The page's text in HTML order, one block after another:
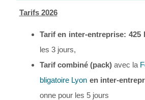
Tarifs 2026
Tarif en inter-entreprise: 425
les 3 jours,
Tarif combiné (pack) avec la
bligatoire Lyon en inter-
onne pour les 5 jours